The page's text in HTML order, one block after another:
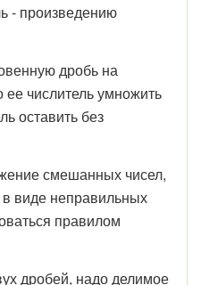
- произведению
дробь на
ее числитель умножить
оставить без
смешанных чисел,
в виде неправильных
правилом
дробей, надо делимое